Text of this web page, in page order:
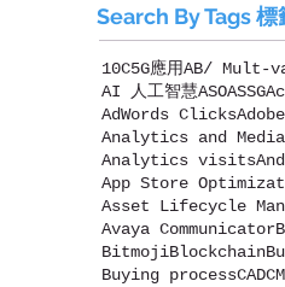
Search By Tags 標
10C5G應用AB/ Mult-
AI 人工智慧ASOASSG
AdWords Clicks
Analytics and
Analytics visits
App Store
Asset Lifecycle
Avaya Communicator
BitmojiBlockchain
Buying processCAD